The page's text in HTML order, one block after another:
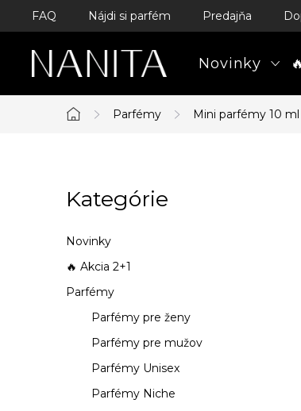
Prejsť
obsah
FAQ Nájdi si parfém Predajňa
Novinky
Domov
Parfémy Mini parfémy 10 ml
o
č
n
ý
Preskočiť
kategórie
Kategórie
Novinky
🔥 Akcia 2+1
Parfémy
Parfémy pre ženy
Parfémy pre mužov
Parfémy Unisex
Parfémy Niche